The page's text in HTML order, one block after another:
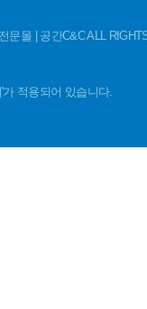
문몰 | 공간C&C ALL
적용되어 있습니다.